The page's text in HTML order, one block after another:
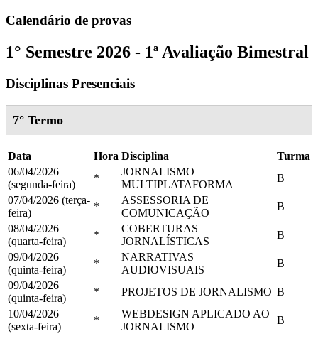
Calendário de provas
1° Semestre 2026 - 1ª Avaliação Bimestral
Disciplinas Presenciais
7° Termo
Data Hora Disciplina
Turma
06/04/2026
(segunda-feira)
*
JORNALISMO
MULTIPLATAFORMA
B
07/04/2026 (terça-
feira)
*
ASSESSORIA DE
COMUNICAÇÃO
B
08/04/2026
(quarta-feira)
*
COBERTURAS
JORNALÍSTICAS
B
09/04/2026
(quinta-feira)
*
NARRATIVAS
AUDIOVISUAIS
B
09/04/2026
(quinta-feira)
* PROJETOS DE JORNALISMO B
10/04/2026
(sexta-feira)
*
WEBDESIGN APLICADO AO
JORNALISMO
B